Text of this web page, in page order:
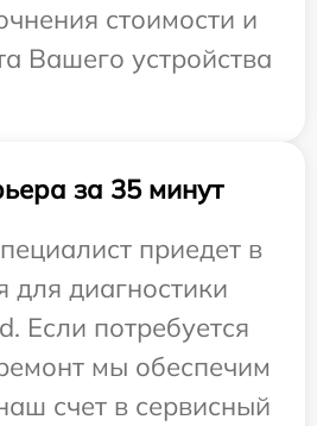
стоимости и
Вашего устройства
за 35 минут
приедет в
для диагностики
Если потребуется
мы обеспечим
счет в сервисный